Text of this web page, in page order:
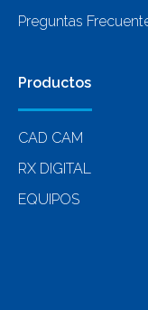
Preguntas
Productos
CAD CAM
RX DIGITAL
EQUIPOS